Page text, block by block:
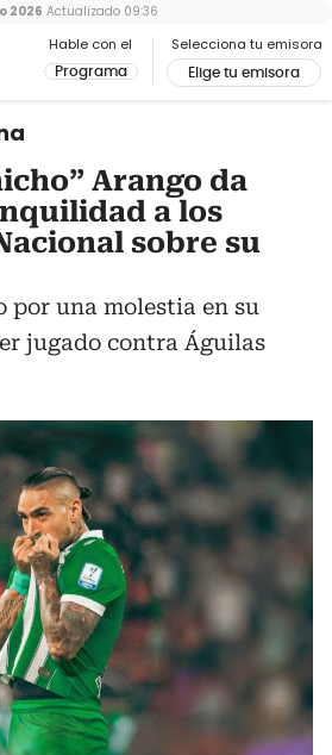
Hable con el
Programa
Selecciona tu emisora
Elige tu emisora
2026 Actualizado 09:36
Arango da
a los
sobre su
por una molestia en su
jugado contra Águilas